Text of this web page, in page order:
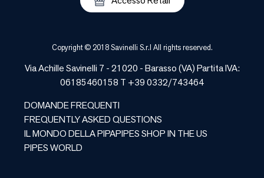
Copyright © 2018 Savinelli S.r.l All rights reserved.
Via Achille Savinelli 7 - 21020 -Barasso(VA) Partita IVA:
06185460158 T +39 0332/743464
DOMANDE FREQUENTI
FREQUENTLY ASKED QUESTIONS
IL MONDO DELLA PIPAPIPES SHOP IN THE US
PIPES WORLD